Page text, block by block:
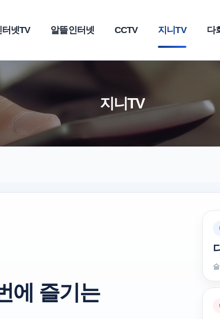
터넷TV 알뜰인터넷 CCTV 지니TV 다
지니TV
에 즐기는